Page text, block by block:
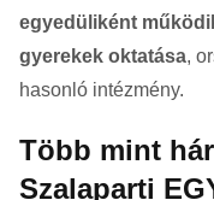
egyedüliként
gyerekek oktatása,
hasonló intézmény.
Több mint
Szalaparti